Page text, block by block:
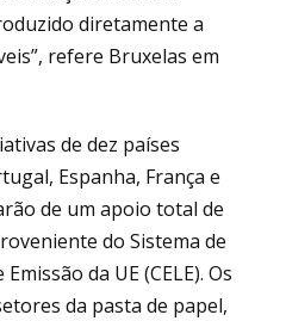
diretamente a
refere Bruxelas em
de dez países
Espanha, França e
de um apoio total de
do Sistema de
da UE (CELE). Os
da pasta de papel,